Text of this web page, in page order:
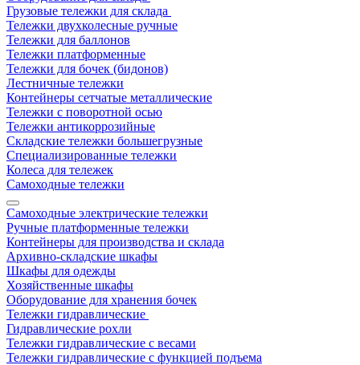
Грузовые тележки для склада
Тележки двухколесные ручные
Тележки для баллонов
Тележки платформенные
Тележки для бочек (бидонов)
Лестничные тележки
Контейнеры сетчатые металлические
Тележки с поворотной осью
Тележки антикоррозийные
Складские тележки большегрузные
Специализированные тележки
Колеса для тележек
Самоходные тележки
Самоходные электрические тележки
Ручные платформенные тележки
Контейнеры для производства и склада
Архивно-складские шкафы
Шкафы для одежды
Хозяйственные шкафы
Оборудование для хранения бочек
Тележки гидравлические
Гидравлические рохли
Тележки гидравлические с весами
Тележки гидравлические с функцией подъема